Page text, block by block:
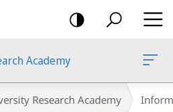
Academy
Research Academy